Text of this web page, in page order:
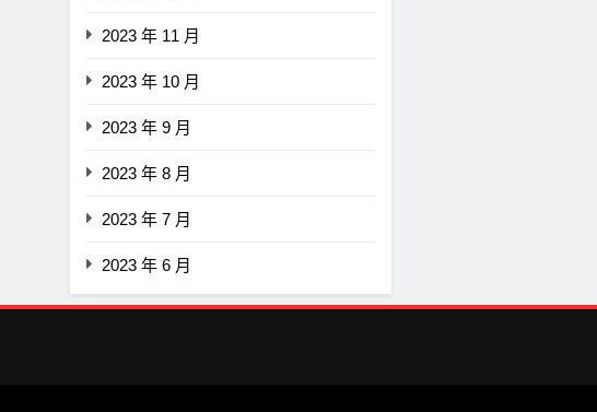
2023 年 11 月
2023 年 10 月
2023 年 9 月
2023 年 8 月
2023 年 7 月
2023 年 6 月